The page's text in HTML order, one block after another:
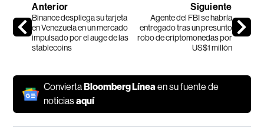
Anterior
Binance despliega su tarjeta
en Venezuela en un mercado
impulsado por el auge de las
stablecoins
Siguiente
Agente del FBI se habría
entregado tras un presunto
robo de criptomonedas por
US$1 millón
ConviertaBloomberg Líneaen su fuente de
noticiasaquí